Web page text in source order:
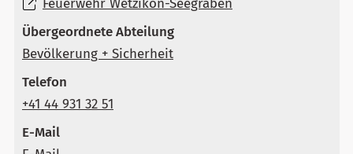
Feuerwehr Wetzikon-Seegräben
Bevölkerung + Sicherheit
+41 44 931 32 51